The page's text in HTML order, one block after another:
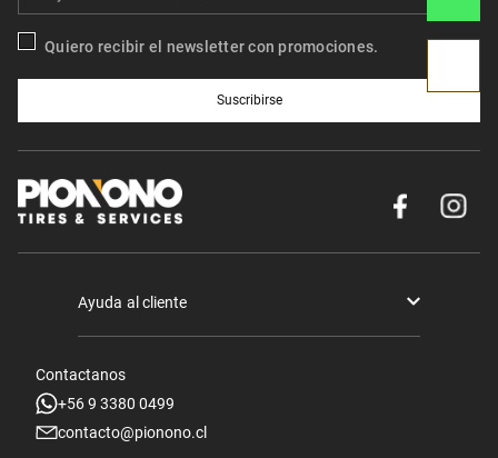
Quiero recibir el newsletter con promociones.
Suscribirse
Ayuda al cliente
Mis pedidos
Contactanos
+56 9 3380 0499
contacto@pionono.cl